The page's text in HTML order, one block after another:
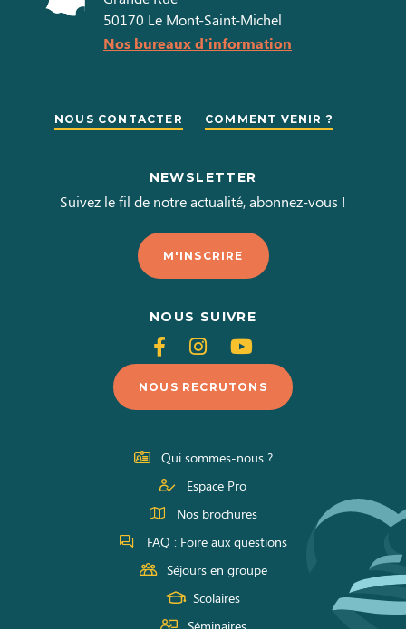
50170 Le Mont-Saint-Michel
Nos bureaux d'information
NOUS CONTACTER COMMENT VENIR ?
NEWSLETTER
Suivez le fil de notre actualité, abonnez-vous !
M'INSCRIRE
NOUS SUIVRE
Suivez-
nous
sur
Facebook
Suivez-
nous
sur
Instagram
Suivez-
nous
sur
Youtube
NOUS RECRUTONS
Qui sommes-nous ?
Espace Pro
Nos brochures
FAQ : Foire aux questions
Séjours en groupe
Scolaires